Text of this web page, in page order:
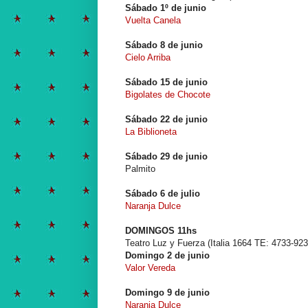
Sábado 1º de junio
Vuelta Canela
Sábado 8 de junio
Cielo Arriba
Sábado 15 de junio
Bigolates de Chocote
Sábado 22 de junio
La Biblioneta
Sábado 29 de junio
Palmito
Sábado 6 de julio
Naranja Dulce
DOMINGOS 11hs
Teatro Luz y Fuerza (Italia 1664 TE: 4733-
Domingo 2 de junio
Valor Vereda
Domingo 9 de junio
Naranja Dulce